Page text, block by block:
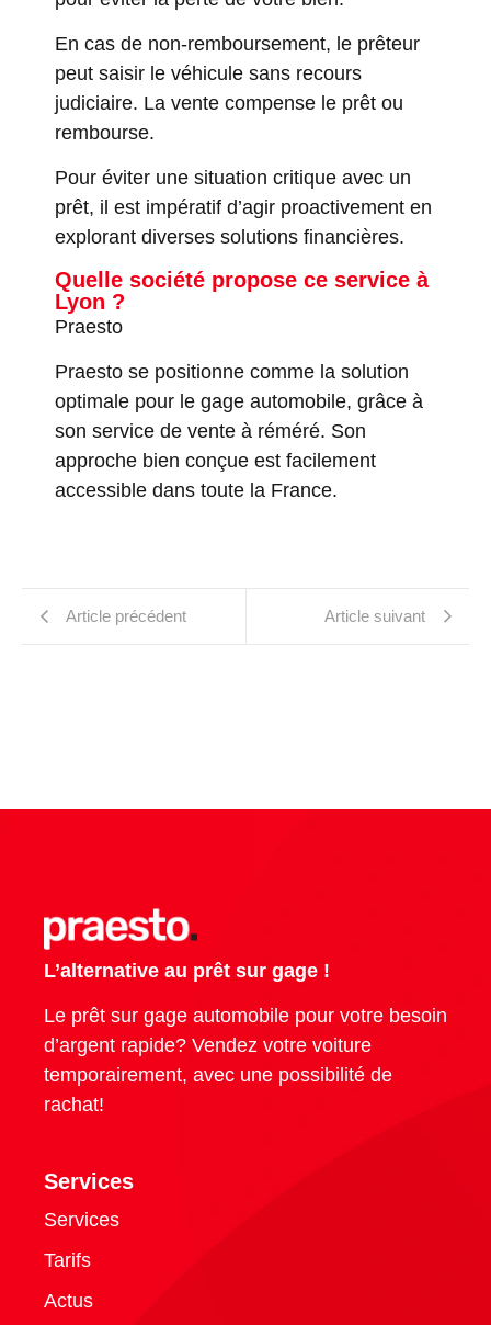
En cas de non-remboursement, le prêteur
peut saisir le véhicule sans recours
judiciaire. La vente compense le prêt ou
rembourse.
Pour éviter une situation critique avec un
prêt, il est impératif d’agir proactivement en
explorant diverses solutions financières.
Quelle société propose ce service à
Lyon ?
Praesto
Praesto se positionne comme la solution
optimale pour le gage automobile, grâce à
son service de vente à réméré. Son
approche bien conçue est facilement
accessible dans toute la France.
Article précédent Article suivant
L’alternative au prêt sur gage !
Le prêt sur gage automobile pour votre besoin
d’argent rapide? Vendez votre voiture
temporairement, avec une possibilité de
rachat!
Services
Services
Tarifs
Actus